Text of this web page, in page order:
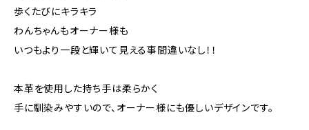
歩くたびにキラキラ
わんちゃんもオーナー様も
いつもより一段と輝いて見える事間違いなし！！
本革を使用した持ち手は柔らかく
手に馴染みやすいので、オーナー様にも優しいデザインです。